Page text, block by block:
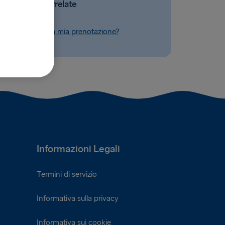
Domande correlate
modificare la mia prenotazione?
Informazioni Legali
Termini di servizio
Informativa sulla privacy
Informativa sui cookie